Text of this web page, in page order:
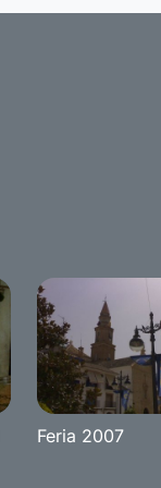
Feria 2007